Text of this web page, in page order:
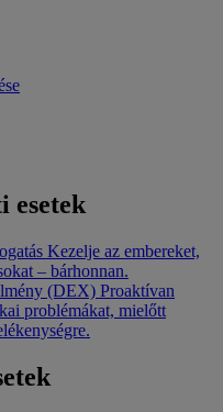
esetek
Kezelje az embereket,
– bárhonnan.
(DEX) Proaktívan
problémákat, mielőtt